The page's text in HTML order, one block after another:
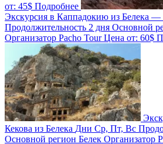
от: 45$ Подробнее
Экскурсия в Каппадокию из Белека —
Продолжительность 2 дня Основной
Организатор Pacho TourЦена от: 60$
Кекова из Белека Дни Ср, Пт, Вс
Основной регион Белек Организатор